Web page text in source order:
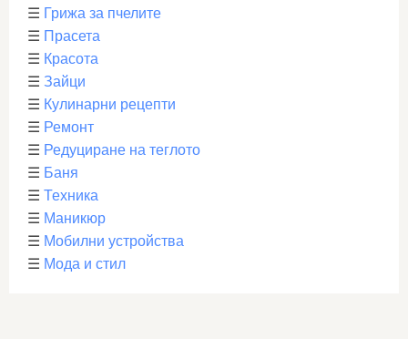
☰ Грижа за пчелите
☰ Прасета
☰ Красота
☰ Зайци
☰ Кулинарни рецепти
☰ Ремонт
☰ Редуциране на теглото
☰ Баня
☰ Техника
☰ Маникюр
☰ Мобилни устройства
☰ Мода и стил